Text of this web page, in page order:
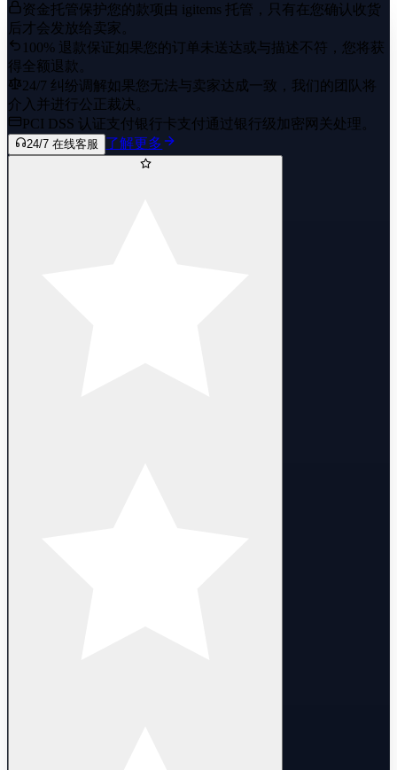
资金托管保护您的款项由 igitems 托管，只有在您确认收货
后才会发放给卖家。
100% 退款保证如果您的订单未送达或与描述不符，您将获
得全额退款。
24/7 纠纷调解如果您无法与卖家达成一致，我们的团队将
介入并进行公正裁决。
PCI DSS 认证支付 银行卡支付通过银行级加密网关处理。
24/7 在线客服 了解更多